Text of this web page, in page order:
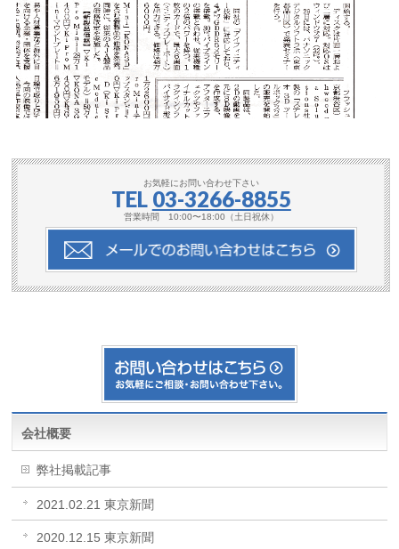
お気軽にお問い合わせ下さい
TEL 03-3266-8855
営業時間 10:00〜18:00（土日祝休）
会社概要
弊社掲載記事
2021.02.21 東京新聞
2020.12.15 東京新聞